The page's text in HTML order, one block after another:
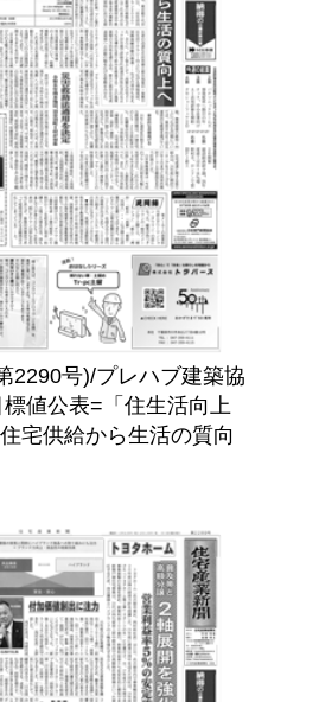
2290号)/プレハブ建築協
値公表=「住生活向上
宅供給から生活の質向